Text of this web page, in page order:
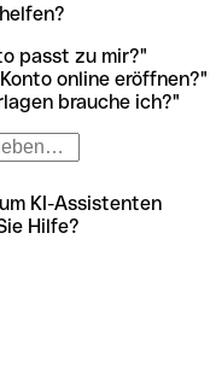
passt zu mir?"
online eröffnen?"
brauche ich?"
KI-Assistenten
Hilfe?